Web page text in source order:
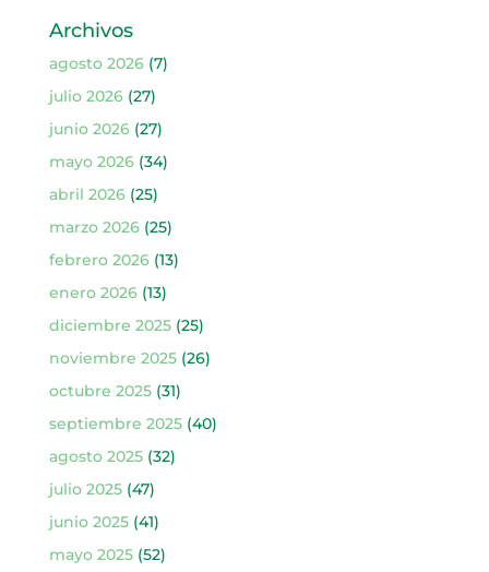
Archivos
agosto 2026(7)
julio 2026(27)
junio 2026(27)
mayo 2026(34)
abril 2026(25)
marzo 2026(25)
febrero 2026(13)
enero 2026(13)
diciembre 2025(25)
noviembre 2025(26)
octubre 2025(31)
septiembre 2025(40)
agosto 2025(32)
julio 2025(47)
junio 2025(41)
mayo 2025(52)